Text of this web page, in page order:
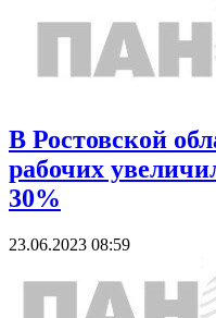
В Ростовской
рабочих
30%
23.06.2023 08:59